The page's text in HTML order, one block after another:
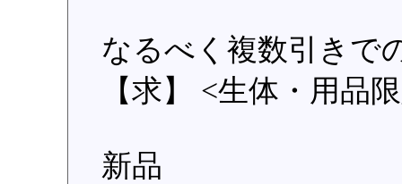
なるべく複数引きで
【求】 <生体・用品
新品